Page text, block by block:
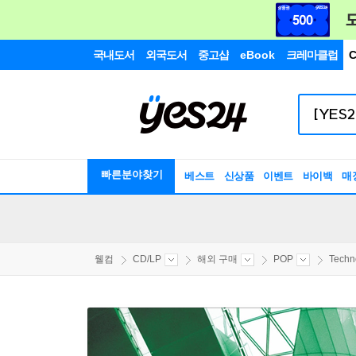
국내도서 외국도서 중고샵 eBook 크레마클럽
빠른분야찾기 베스트 신상품 이벤트 바이백 매
웰컴 CD/LP 해외 구매 POP